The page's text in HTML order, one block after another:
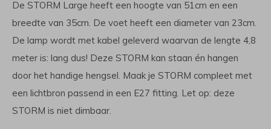
De STORM Large heeft een hoogte van 51cm en een
breedte van 35cm. De voet heeft een diameter van 23cm.
De lamp wordt met kabel geleverd waarvan de lengte 4,8
meter is: lang dus! Deze STORM kan staan én hangen
door het handige hengsel. Maak je STORM compleet met
een lichtbron passend in een E27 fitting. Let op: deze
STORM is niet dimbaar.